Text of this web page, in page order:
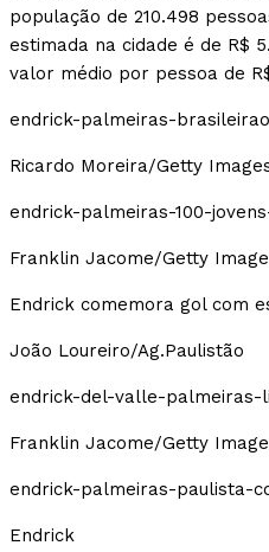
população de 210.498
estimada na cidade é de R$
valor médio por pessoa de
endrick-palmeiras-brasileirao
Ricardo Moreira/Getty
endrick-palmeiras-100-
Franklin Jacome/Getty
Endrick comemora gol com
João Loureiro/Ag.Paulistão
endrick-del-valle-palmeiras-
Franklin Jacome/Getty
endrick-palmeiras-paulista-
Endrick